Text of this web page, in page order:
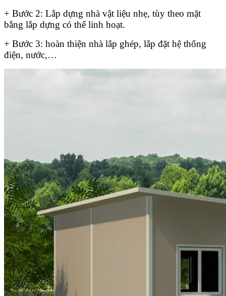
+ Bước 2: Lắp dựng nhà vật liệu nhẹ, tùy theo mặt
bằng lắp dựng có thể linh hoạt.
+ Bước 3: hoàn thiện nhà lắp ghép, lắp đặt hệ thống
điện, nước,…